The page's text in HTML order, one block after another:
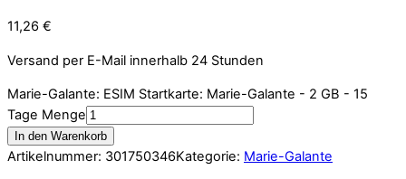
11,26 €
Versand per E-Mail innerhalb 24 Stunden
Marie-Galante: ESIM Startkarte: Marie-Galante - 2 GB - 15
Tage Menge
In den Warenkorb
Artikelnummer: 301750346Kategorie: Marie-Galante